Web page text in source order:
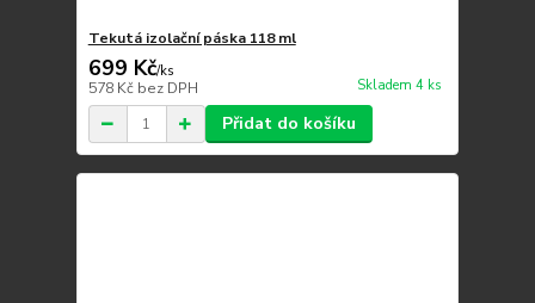
Tekutá izolační páska 118 ml
699 Kč/ks
578 Kč bez DPH Skladem 4 ks
Přidat do košíku